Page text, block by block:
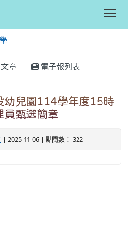
章 電子報列表
幼兒園114學年度15時
員甄選簡章
| 2025-11-06 | 點閱數： 322